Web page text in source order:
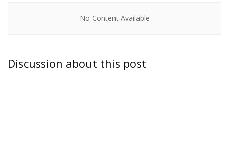
No Content Available
Discussion about this post